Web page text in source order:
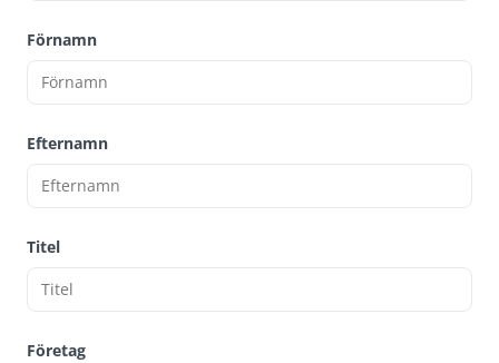
Förnamn
Efternamn
Titel
Företag